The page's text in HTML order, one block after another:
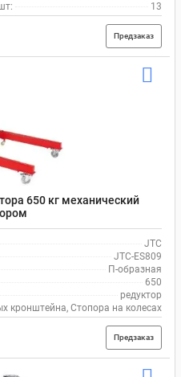
13
Предзаказ
650 кг механический
JTC
JTC-ES809
П-образная
650
редуктор
кронштейна, Стопора на колесах
Предзаказ